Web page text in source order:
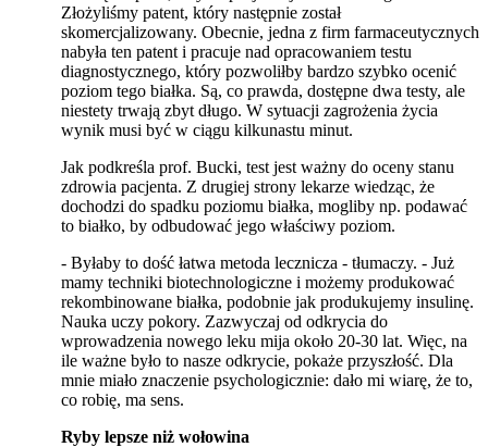
Złożyliśmy patent, który następnie został
skomercjalizowany. Obecnie, jedna z firm farmaceutycznych
nabyła ten patent i pracuje nad opracowaniem testu
diagnostycznego, który pozwoliłby bardzo szybko ocenić
poziom tego białka. Są, co prawda, dostępne dwa testy, ale
niestety trwają zbyt długo. W sytuacji zagrożenia życia
wynik musi być w ciągu kilkunastu minut.
Jak podkreśla prof. Bucki, test jest ważny do oceny stanu
zdrowia pacjenta. Z drugiej strony lekarze wiedząc, że
dochodzi do spadku poziomu białka, mogliby np. podawać
to białko, by odbudować jego właściwy poziom.
- Byłaby to dość łatwa metoda lecznicza - tłumaczy. - Już
mamy techniki biotechnologiczne i możemy produkować
rekombinowane białka, podobnie jak produkujemy insulinę.
Nauka uczy pokory. Zazwyczaj od odkrycia do
wprowadzenia nowego leku mija około 20-30 lat. Więc, na
ile ważne było to nasze odkrycie, pokaże przyszłość. Dla
mnie miało znaczenie psychologicznie: dało mi wiarę, że to,
co robię, ma sens.
Ryby lepsze niż wołowina